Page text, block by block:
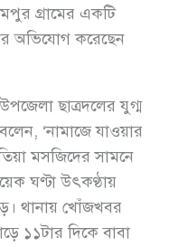
গ্রামের একটি
অভিযোগ করেছেন
ছাত্রদলের যুগ্ম
‌‘নামাজে যাওয়ার
মসজিদের সামনে
ঘণ্টা উৎকণ্ঠায়
থানায় খোঁজখবর
১১টার দিকে বাবা